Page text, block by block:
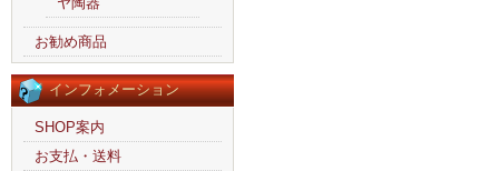
お勧め商品
インフォメーション
SHOP案内
お支払・送料